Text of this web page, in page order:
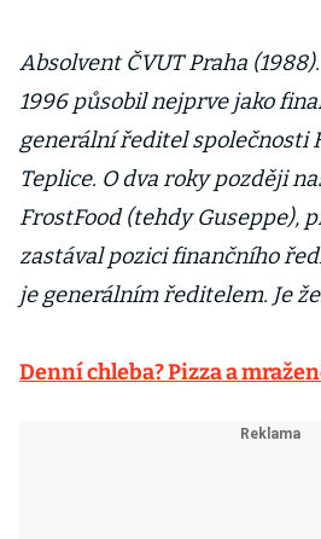
Absolvent ČVUT Praha
1996 působil nejprve jako
generální ředitel společnosti
Teplice. O dva roky později
FrostFood (tehdy Guseppe),
zastával pozici finančního
je generálním ředitelem. Je
Denní chleba? Pizza a